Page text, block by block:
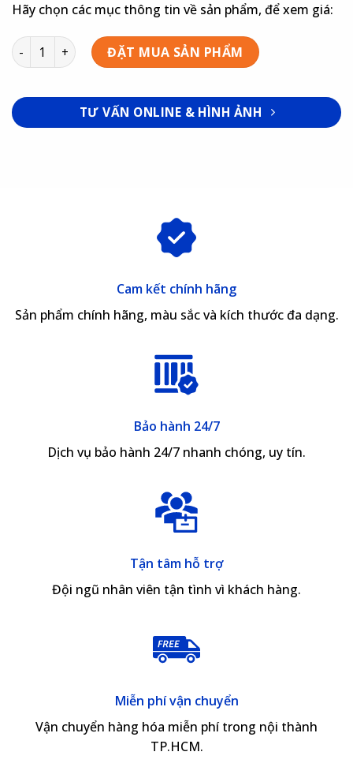
Hãy chọn các mục thông tin về sản phẩm, để xem giá:
ĐẶT MUA SẢN PHẨM
TƯ VẤN ONLINE & HÌNH ẢNH
Cam kết chính hãng
Sản phẩm chính hãng, màu sắc và kích thước đa dạng.
Bảo hành 24/7
Dịch vụ bảo hành 24/7 nhanh chóng, uy tín.
Tận tâm hỗ trợ
Đội ngũ nhân viên tận tình vì khách hàng.
Miễn phí vận chuyển
Vận chuyển hàng hóa miễn phí trong nội thành
TP.HCM.